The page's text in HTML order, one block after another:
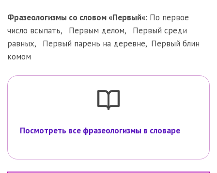
Фразеологизмы со словом «Первый«: По первое
число всыпать, Первым делом, Первый среди
равных, Первый парень на деревне, Первый блин
комом
Посмотреть все фразеологизмы в словаре